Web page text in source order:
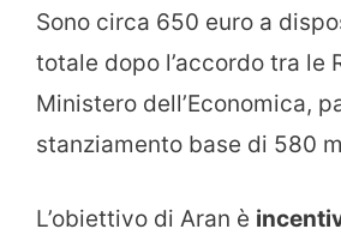
Sono circa 650 euro a
totale dopo l’accordo tra le
Ministero dell’Economica,
stanziamento base di 580
L’obiettivo di Aran è